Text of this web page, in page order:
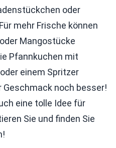
oder
mehr Frische können
Mangostücke
Pfannkuchen mit
einem Spritzer
noch besser!
eine tolle Idee für
Sie und finden Sie